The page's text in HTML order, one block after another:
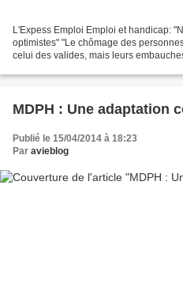
L'Expess Emploi Emploi et handicap:
optimistes" "Le chômage des
celui des valides, mais leurs
MDPH : Une adaptation
Publié le 15/04/2014 à 18:23
Par avieblog